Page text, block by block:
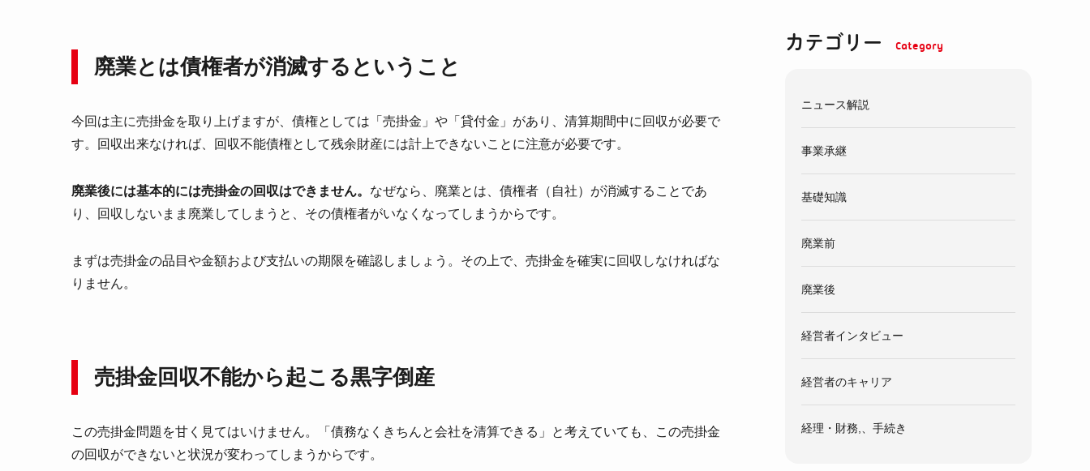
廃業とは債権者が消滅するということ
今回は主に売掛金を取り上げますが、債権としては「売掛金」や「貸付金」があり、清算期間中に回収が必要で
す。回収出来なければ、回収不能債権として残余財産には計上できないことに注意が必要です。
廃業後には基本的には売掛金の回収はできません。 なぜなら、廃業とは、債権者（自社）が消滅することであ
り、回収しないまま廃業してしまうと、その債権者がいなくなってしまうからです。
まずは売掛金の品目や金額および支払いの期限を確認しましょう。その上で、売掛金を確実に回収しなければな
りません。
売掛金回収不能から起こる黒字倒産
この売掛金問題を甘く見てはいけません。「債務なくきちんと会社を清算できる」と考えていても、この売掛金
の回収ができないと状況が変わってしまうからです。
カテゴリー
ニュース解説
事業承継
基礎知識
廃業前
廃業後
経営者インタビュー
経営者のキャリア
経理・財務,、手続き